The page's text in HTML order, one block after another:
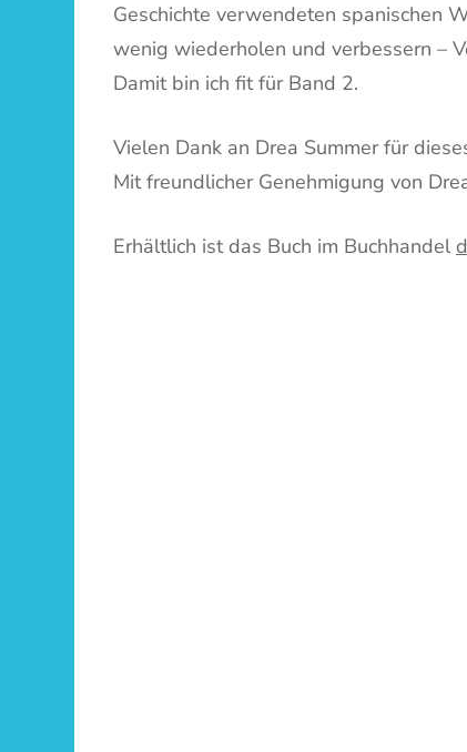
Geschichte verwendeten spanischen
wenig wiederholen und verbessern –
Damit bin ich fit für Band 2.
Vielen Dank an Drea Summer für
Mit freundlicher Genehmigung von
Erhältlich ist das Buch im Buchhandel